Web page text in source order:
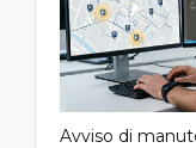
Avviso di